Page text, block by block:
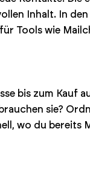
Inhalt. In
Tools wie
bis zum Kauf
sie?
wo du bereits